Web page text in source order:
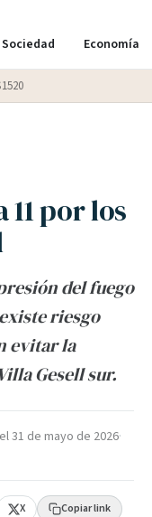
Sociedad Economía
1520
por los
del fuego
riesgo
evitar la
Gesell sur.
31 de mayo de 2026·
X Copiar link